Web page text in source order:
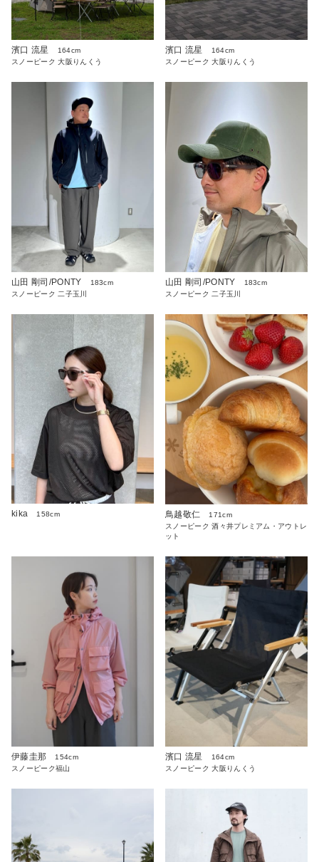
濱口 流星
164cm
スノーピーク 大阪りんくう
濱口 流星
164cm
スノーピーク 大阪りんくう
山田 剛司/PONTY
183cm
スノーピーク 二子玉川
山田 剛司/PONTY
183cm
スノーピーク 二子玉川
kika 158cm 鳥越敬仁
171cm
スノーピーク 酒々井プレミアム・アウトレ
ット
伊藤圭那
154cm
スノーピーク福山
濱口 流星
164cm
スノーピーク 大阪りんくう